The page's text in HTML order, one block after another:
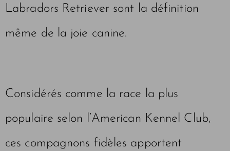
Labradors Retriever sont la définition
même de la joie canine.
Considérés comme la race la plus
populaire selon l’American Kennel Club,
ces compagnons fidèles apportent